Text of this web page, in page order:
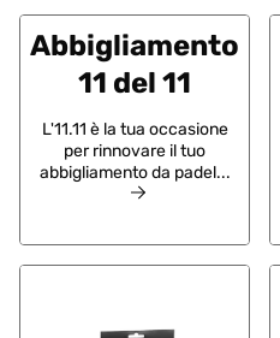
Abbigliamento
11 del 11
L'11.11 è la tua occasione
per rinnovare il tuo
abbigliamento da padel...